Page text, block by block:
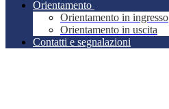
Orientamento
Orientamento in ingresso
Orientamento in uscita
Contatti e segnalazioni